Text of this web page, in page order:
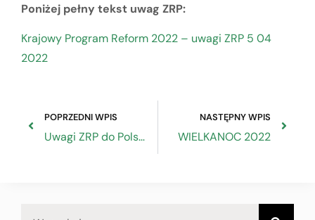
Poniżej pełny tekst uwag ZRP:
Krajowy Program Reform 2022 – uwagi ZRP 5 04
2022
POPRZEDNI WPIS
Uwagi ZRP do Polskiego Ładu – projektu z dnia 24.03.2022 r.
NASTĘPNY WPIS
WIELKANOC 2022